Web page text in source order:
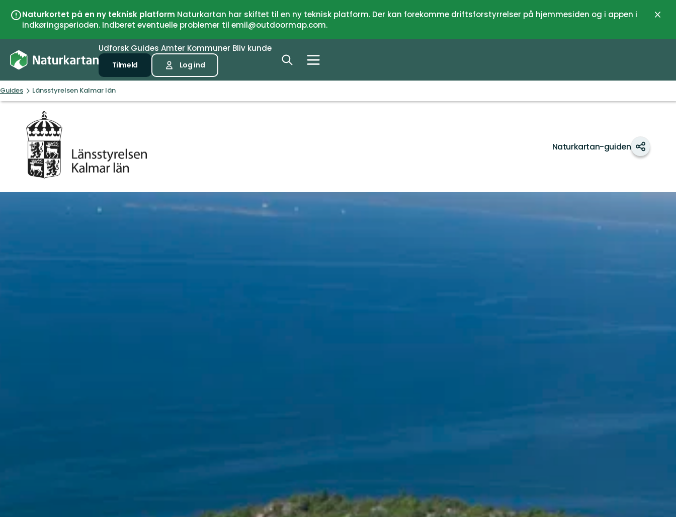
Naturkortet på en ny teknisk platform Naturkartan har skiftet til en ny teknisk platform. Der kan forekomme driftsforstyrrelser på hjemmesiden og i appen i
indkøringsperioden. Indberet eventuelle problemer til emil@outdoormap.com.
Luk
Udforsk Guides Amter Kommuner Bliv kunde
Tilmeld Log ind
Guides Länsstyrelsen Kalmar län
Naturkartan-guiden
Del